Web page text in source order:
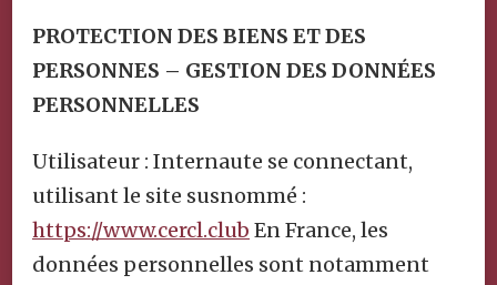
PROTECTION DES BIENS ET DES
PERSONNES – GESTION DES DONNÉES
PERSONNELLES
Utilisateur : Internaute se connectant,
utilisant le site susnommé :
https://www.cercl.club En France, les
données personnelles sont notamment